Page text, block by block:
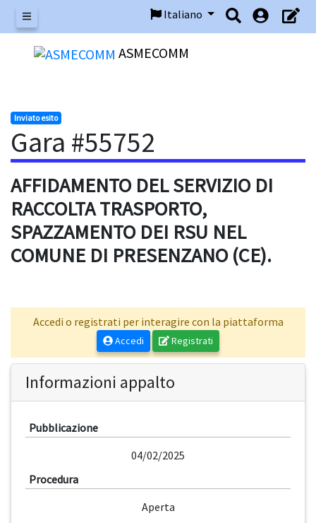
Menu
Italiano
ASMECOMM
Inviato esito
Gara #55752
AFFIDAMENTO DEL SERVIZIO DI
RACCOLTA TRASPORTO,
SPAZZAMENTO DEI RSU NEL
COMUNE DI PRESENZANO (CE).
Accedi o registrati per interagire con la piattaforma
Accedi Registrati
Informazioni appalto
Pubblicazione
04/02/2025
Procedura
Aperta